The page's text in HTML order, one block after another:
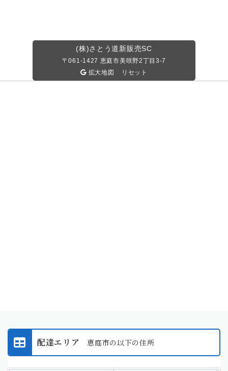
(株)さとう道新販売SC
〒061-1427 恵庭市美咲野2丁目3-7
拡大地図
リセット
配達エリア 恵庭市の以下の住所